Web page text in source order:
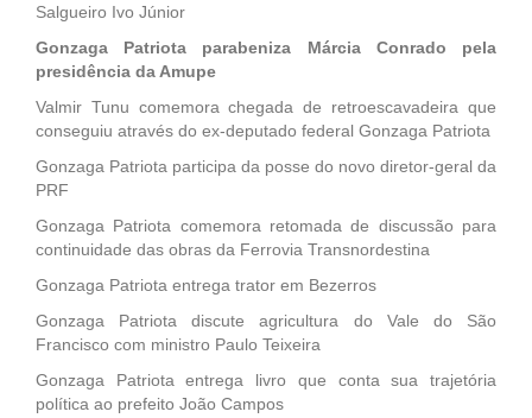
Salgueiro Ivo Júnior
Gonzaga Patriota parabeniza Márcia Conrado pela
presidência da Amupe
Valmir Tunu comemora chegada de retroescavadeira que
conseguiu através do ex-deputado federal Gonzaga Patriota
Gonzaga Patriota participa da posse do novo diretor-geral da
PRF
Gonzaga Patriota comemora retomada de discussão para
continuidade das obras da Ferrovia Transnordestina
Gonzaga Patriota entrega trator em Bezerros
Gonzaga Patriota discute agricultura do Vale do São
Francisco com ministro Paulo Teixeira
Gonzaga Patriota entrega livro que conta sua trajetória
política ao prefeito João Campos